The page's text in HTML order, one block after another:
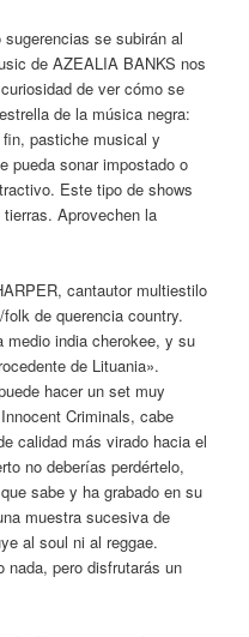
se subirán al
de AZEALIA BANKS nos
de ver cómo se
de la música negra:
pastiche musical y
pueda sonar impostado o
Este tipo de shows
Aprovechen la
cantautor multiestilo
de querencia country.
medio india cherokee, y su
de Lituania».
hacer un set muy
Criminals, cabe
calidad más virado hacia el
no deberías perdértelo,
sabe y ha grabado en su
muestra sucesiva de
al soul ni al reggae.
nada, pero disfrutarás un